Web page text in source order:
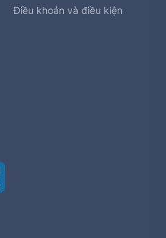
Điều khoản và điều kiện